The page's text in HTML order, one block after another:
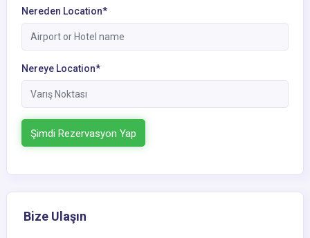
Nereden Location*
Nereye Location*
Şimdi Rezervasyon Yap
Bize Ulaşın